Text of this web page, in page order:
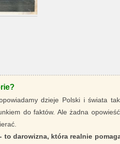
dzieje Polski i świata
do faktów. Ale żadna
to darowizna, która realnie